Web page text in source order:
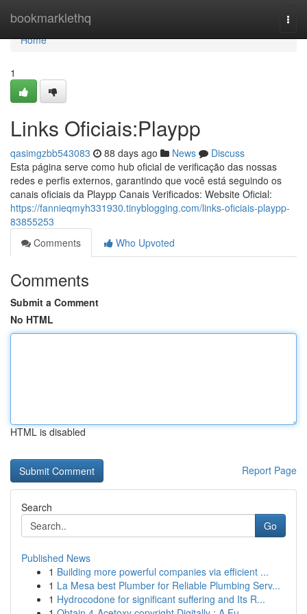
bookmarklethq
Home
Home
1
Links Oficiais:Playpp
qasimgzbb543083 88 days ago News
Discuss
Esta página serve como hub oficial de verificação das nossas
redes e perfis externos, garantindo que você está seguindo os
canais oficiais da Playpp Canais Verificados: Website Oficial:
https://fannieqmyh331930.tinyblogging.com/links-oficiais-playpp-
83855253
Comments
Who Upvoted
Comments
Submit a Comment
No HTML
HTML is disabled
Report Page
Search
Go
Published News
1 Building more powerful companies via efficient ...
1 La Mesa best Plumber for Reliable Plumbing Serv...
1 Hydrocodone for significant suffering and Its R...